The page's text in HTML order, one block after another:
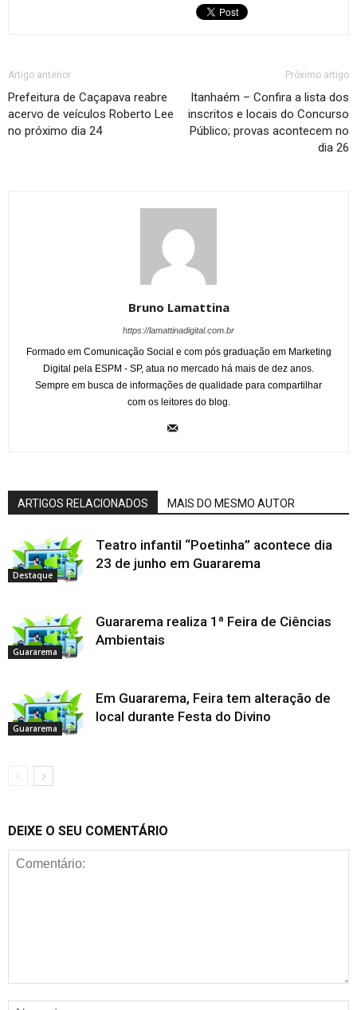
Artigo anterior
Prefeitura de Caçapava reabre
acervo de veículos Roberto Lee
no próximo dia 24
Próximo artigo
Itanhaém – Confira a lista dos
inscritos e locais do Concurso
Público; provas acontecem no
dia 26
Bruno Lamattina
https://lamattinadigital.com.br
Formado em Comunicação Social e com pós graduação em Marketing
Digital pela ESPM - SP, atua no mercado há mais de dez anos.
Sempre em busca de informações de qualidade para compartilhar
com os leitores do blog.
ARTIGOS RELACIONADOS MAIS DO MESMO AUTOR
Destaque
Teatro infantil “Poetinha” acontece dia
23 de junho em Guararema
Guararema
Guararema realiza 1ª Feira de Ciências
Ambientais
Guararema
Em Guararema, Feira tem alteração de
local durante Festa do Divino
DEIXE O SEU COMENTÁRIO